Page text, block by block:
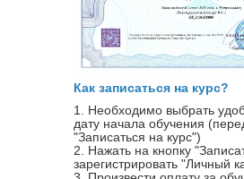
Как записаться на курс?
1. Необходимо выбрать
дату начала обучения
"Записаться на курс")
2. Нажать на кнопку
зарегистрировать "Личный